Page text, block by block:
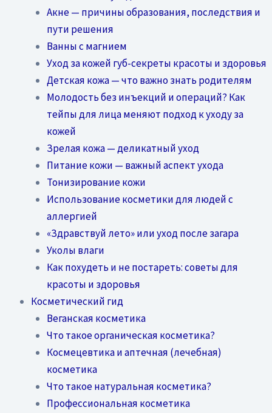
Акне — причины образования, последствия и
пути решения
Ванны с магнием
Уход за кожей губ-секреты красоты и здоровья
Детская кожа — что важно знать родителям
Молодость без инъекций и операций? Как
тейпы для лица меняют подход к уходу за
кожей
Зрелая кожа — деликатный уход
Питание кожи — важный аспект ухода
Тонизирование кожи
Использование косметики для людей с
аллергией
«Здравствуй лето» или уход после загара
Уколы влаги
Как похудеть и не постареть: советы для
красоты и здоровья
Косметический гид
Веганская косметика
Что такое органическая косметика?
Космецевтика и аптечная (лечебная)
косметика
Что такое натуральная косметика?
Профессиональная косметика